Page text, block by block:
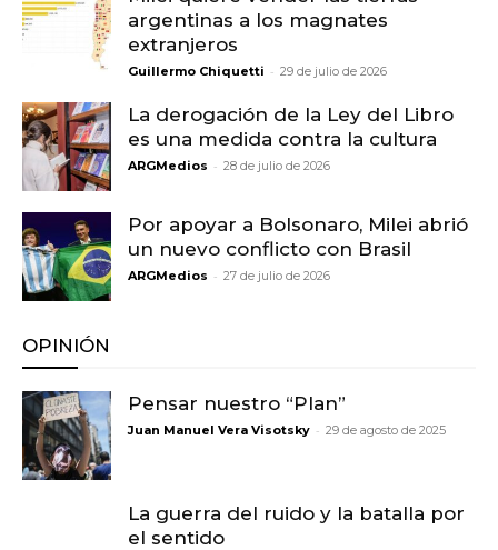
argentinas a los magnates
extranjeros
Guillermo Chiquetti - 29 de julio de 2026
La derogación de la Ley del Libro
es una medida contra la cultura
ARGMedios - 28 de julio de 2026
Por apoyar a Bolsonaro, Milei abrió
un nuevo conflicto con Brasil
ARGMedios - 27 de julio de 2026
OPINIÓN
Pensar nuestro “Plan”
Juan Manuel Vera Visotsky - 29 de agosto de 2025
La guerra del ruido y la batalla por
el sentido